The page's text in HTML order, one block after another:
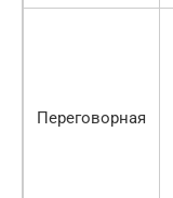
Переговорная